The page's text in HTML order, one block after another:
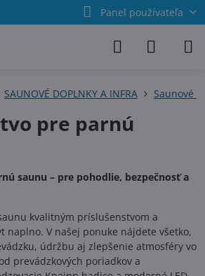
Panel používateľa
SAUNOVÉ DOPLNKY A INFRA Saunové
pre parnú
saunu – pre pohodlie, bezpečnosť a
kvalitným príslušenstvom a
naplno. V našej ponuke nájdete všetko,
údržbu aj zlepšenie atmosféry vo
prevádzkových poriadkov a